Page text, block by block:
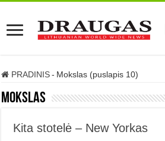
PRADINIS - Mokslas (puslapis 10)
Mokslas
Kita stotelė – New Yorkas